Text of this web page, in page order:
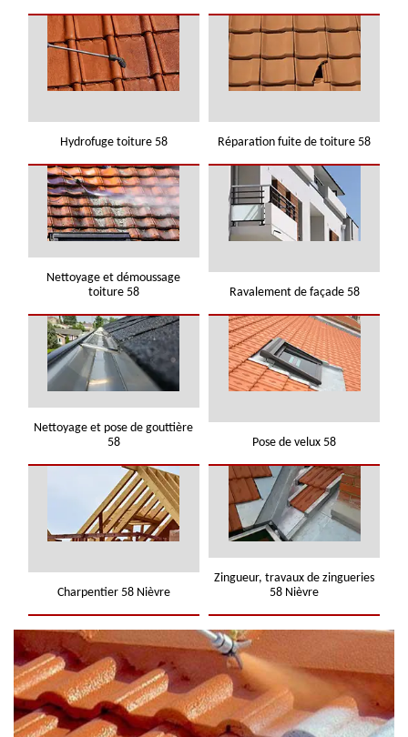
Hydrofuge toiture 58 Réparation fuite de toiture 58
Nettoyage et démoussage
toiture 58
Ravalement de façade 58
Nettoyage et pose de gouttière
58
Pose de velux 58
Charpentier 58 Nièvre
Zingueur, travaux de zingueries
58 Nièvre